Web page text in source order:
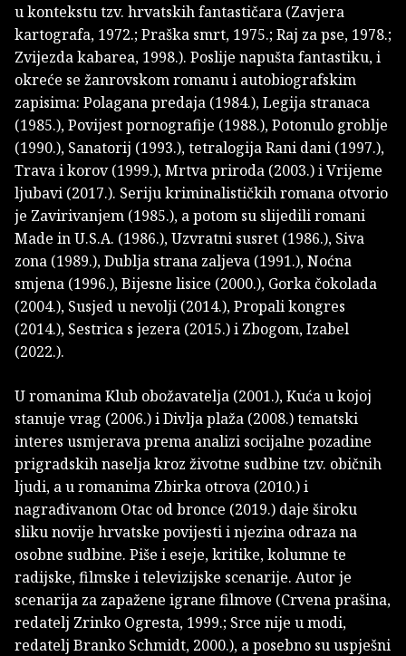
u kontekstu tzv. hrvatskih fantastičara (Zavjera
kartografa, 1972.; Praška smrt, 1975.; Raj za pse, 1978.;
Zvijezda kabarea, 1998.). Poslije napušta fantastiku, i
okreće se žanrovskom romanu i autobiografskim
zapisima: Polagana predaja (1984.), Legija stranaca
(1985.), Povijest pornografije (1988.), Potonulo groblje
(1990.), Sanatorij (1993.), tetralogija Rani dani (1997.),
Trava i korov (1999.), Mrtva priroda (2003.) i Vrijeme
ljubavi (2017.). Seriju kriminalističkih romana otvorio
je Zavirivanjem (1985.), a potom su slijedili romani
Made in U.S.A. (1986.), Uzvratni susret (1986.), Siva
zona (1989.), Dublja strana zaljeva (1991.), Noćna
smjena (1996.), Bijesne lisice (2000.), Gorka čokolada
(2004.), Susjed u nevolji (2014.), Propali kongres
(2014.), Sestrica s jezera (2015.) i Zbogom, Izabel
(2022.).
U romanima Klub obožavatelja (2001.), Kuća u kojoj
stanuje vrag (2006.) i Divlja plaža (2008.) tematski
interes usmjerava prema analizi socijalne pozadine
prigradskih naselja kroz životne sudbine tzv. običnih
ljudi, a u romanima Zbirka otrova (2010.) i
nagrađivanom Otac od bronce (2019.) daje široku
sliku novije hrvatske povijesti i njezina odraza na
osobne sudbine. Piše i eseje, kritike, kolumne te
radijske, filmske i televizijske scenarije. Autor je
scenarija za zapažene igrane filmove (Crvena prašina,
redatelj Zrinko Ogresta, 1999.; Srce nije u modi,
redatelj Branko Schmidt, 2000.), a posebno su uspješni